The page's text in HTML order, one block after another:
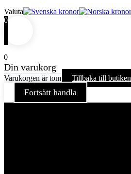
Valuta
0
0
Din varukorg
Varukorgen är tom Tillbaka till butiken
Fortsätt handla